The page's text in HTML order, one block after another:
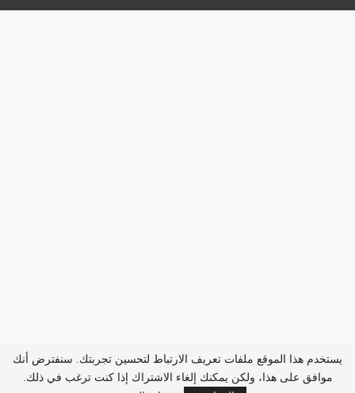
يستخدم هذا الموقع ملفات تعريف الارتباط لتحسين تجربتك. سنفترض أنك
موافق على هذا، ولكن يمكنك إلغاء الاشتراك إذا كنت ترغب في ذلك.